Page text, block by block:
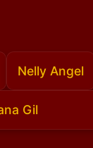
Nelly Angel
Gil